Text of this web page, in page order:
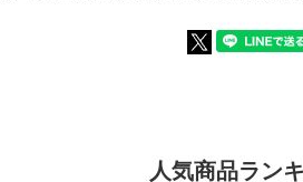
人気商品ラン